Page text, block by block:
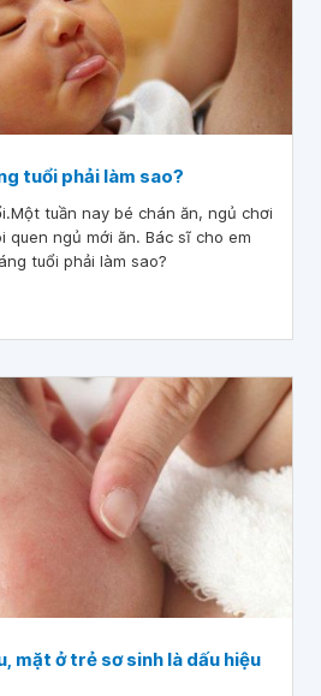
tuổi phải làm sao?
tuần nay bé chán ăn, ngủ chơi
quen ngủ mới ăn. Bác sĩ cho em
tuổi phải làm sao?
mặt ở trẻ sơ sinh là dấu hiệu